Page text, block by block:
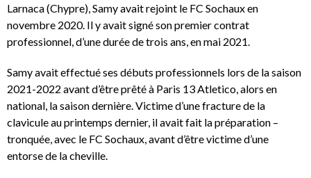
Larnaca (Chypre), Samy avait rejoint le FC Sochaux en
novembre 2020. Il y avait signé son premier contrat
professionnel, d’une durée de trois ans, en mai 2021.
Samy avait effectué ses débuts professionnels lors de la saison
2021-2022 avant d’être prêté à Paris 13 Atletico, alors en
national, la saison dernière. Victime d’une fracture de la
clavicule au printemps dernier, il avait fait la préparation –
tronquée, avec le FC Sochaux, avant d’être victime d’une
entorse de la cheville.